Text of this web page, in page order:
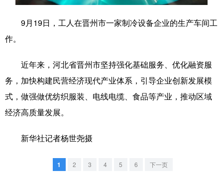
文化产业
地方频道
北京 天津
9月19日，工人在晋州市一家制冷设备企业的生产车间工
作。
近年来，河北省晋州市坚持强化基础服务、优化融资服
务，加快构建民营经济现代产业体系，引导企业创新发展模
式，做强做优纺织服装、电线电缆、食品等产业，推动区域
经济高质量发展。
新华社记者杨世尧摄
1 2 3 4 5 6 下一页